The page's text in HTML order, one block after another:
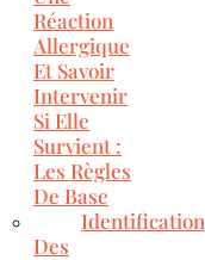
Réaction
Allergique
Et Savoir
Intervenir
Si Elle
Survient :
Les Règles
De Base
Identification
Des